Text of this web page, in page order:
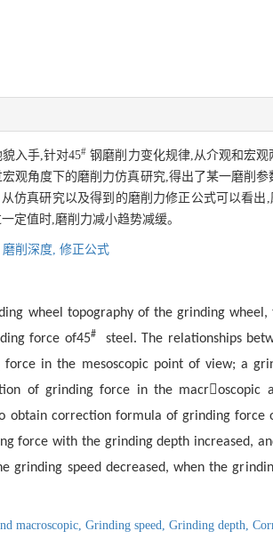
入手,针对45# 钢磨削力变化规律,从介观和宏
观角度下的磨削力仿真研究,得出了某一磨削
仿真研究以及得到的磨削力修正公式可以看
定值时,磨削力减小趋势减缓。
磨削深度, 修正公式
wheel topography of the grinding
force of45#
steel. The relationships
in the mesoscopic point of view; a
of grinding force in the macroscopic
obtain correction formula of grinding force
force with the grinding depth increased,
grinding speed decreased, when the
macroscopic, Grinding speed, Grinding depth,